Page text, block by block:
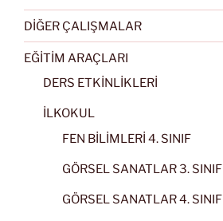
DİĞER ÇALIŞMALAR
EĞİTİM ARAÇLARI
DERS ETKİNLİKLERİ
İLKOKUL
FEN BİLİMLERİ 4. SINIF
GÖRSEL SANATLAR 3. SINIF
GÖRSEL SANATLAR 4. SINIF